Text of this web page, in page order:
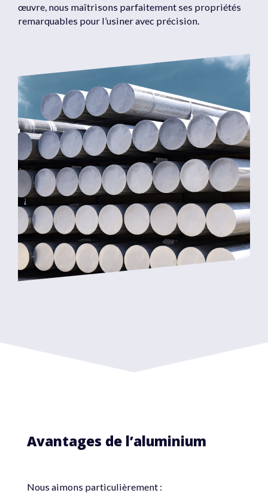
œuvre, nous maîtrisons parfaitement ses propriétés
remarquables pour l’usiner avec précision.
Avantages de l’aluminium
Nous aimons particulièrement :